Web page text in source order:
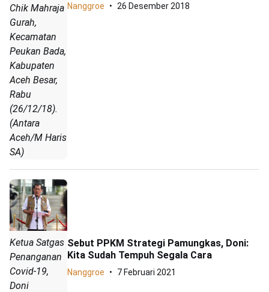
Chik Mahraja
Gurah,
Kecamatan
Peukan Bada,
Kabupaten
Aceh Besar,
Rabu
(26/12/18).
(Antara
Aceh/M Haris
SA)
Nanggroe 26 Desember 2018
Ketua Satgas
Penanganan
Covid-19,
Doni
Sebut PPKM Strategi Pamungkas, Doni:
Kita Sudah Tempuh Segala Cara
Nanggroe 7 Februari 2021